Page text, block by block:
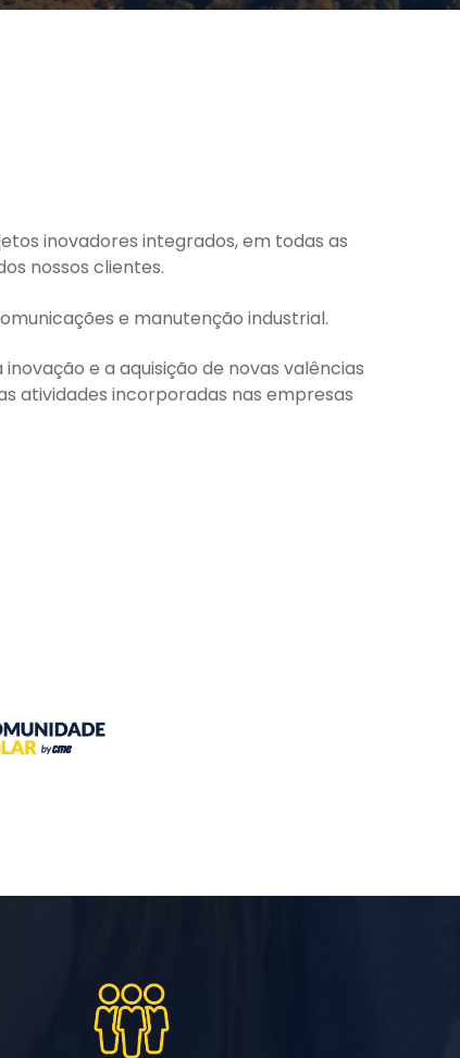
inovadores integrados, em todas as
nossos clientes.
e manutenção industrial.
e a aquisição de novas valências
atividades incorporadas nas empresas